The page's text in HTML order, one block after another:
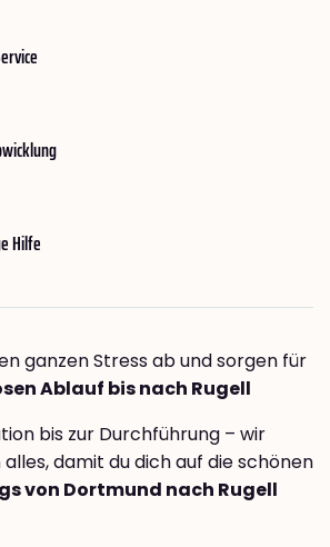
Hilfe
ganzen Stress ab und sorgen für
Ablauf bis nach Rugell
bis zur Durchführung – wir
damit du dich auf die schönen
von Dortmund nach Rugell